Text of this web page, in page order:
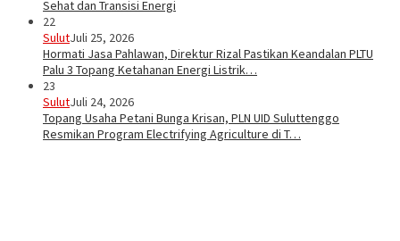
Sehat dan Transisi Energi
22
SulutJuli 25, 2026
Hormati Jasa Pahlawan, Direktur Rizal Pastikan Keandalan PLTU
Palu 3 Topang Ketahanan Energi Listrik…
23
SulutJuli 24, 2026
Topang Usaha Petani Bunga Krisan, PLN UID Suluttenggo
Resmikan Program Electrifying Agriculture di T…